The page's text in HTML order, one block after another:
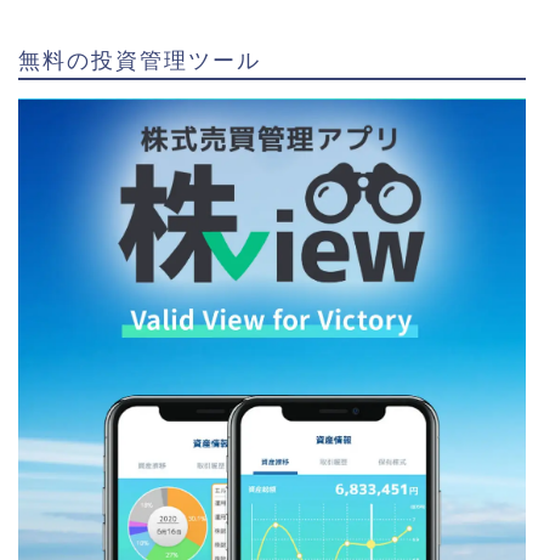
無料の投資管理ツール